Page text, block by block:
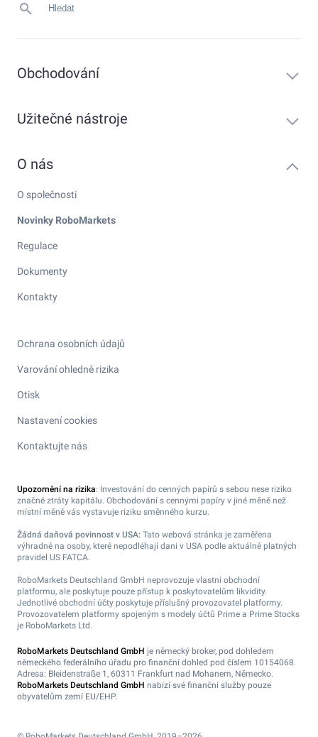
Obchodování
Užitečné nástroje
O nás
O společnosti
Novinky RoboMarkets
Regulace
Dokumenty
Kontakty
Ochrana osobních údajů
Varování ohledně rizika
Otisk
Nastavení cookies
Kontaktujte nás
Upozornění na rizika: Investování do cenných papírů s sebou nese riziko
značné ztráty kapitálu. Obchodování s cennými papíry v jiné měně než
místní měně vás vystavuje riziku směnného kurzu.
Žádná daňová povinnost v USA: Tato webová stránka je zaměřena
výhradně na osoby, které nepodléhají dani v USA podle aktuálně platných
pravidel US FATCA.
RoboMarkets Deutschland GmbH neprovozuje vlastní obchodní
platformu, ale poskytuje pouze přístup k poskytovatelům likvidity.
Jednotlivé obchodní účty poskytuje příslušný provozovatel platformy.
Provozovatelem platformy spojeným s modely účtů Prime a Prime Stocks
je RoboMarkets Ltd.
RoboMarkets Deutschland GmbH je německý broker, pod dohledem
německého federálního úřadu pro finanční dohled pod číslem 10154068.
Adresa: Bleidenstraße 1, 60311 Frankfurt nad Mohanem, Německo.
RoboMarkets Deutschland GmbH nabízí své finanční služby pouze
obyvatelům zemí EU/EHP.